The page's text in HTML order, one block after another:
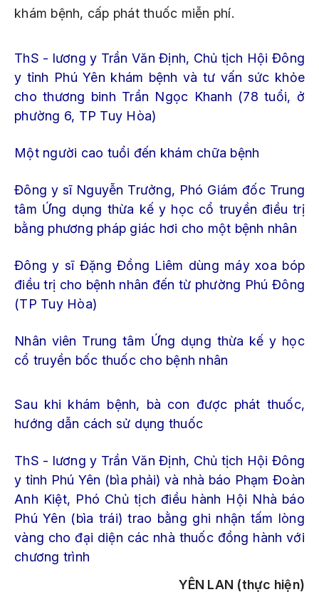
khám bệnh, cấp phát thuốc miễn phí.
ThS - lương y Trần Văn Định, Chủ tịch Hội Đông
y tỉnh Phú Yên khám bệnh và tư vấn sức khỏe
cho thương binh Trần Ngọc Khanh (78 tuổi, ở
phường 6, TP Tuy Hòa)
Một người cao tuổi đến khám chữa bệnh
Đông y sĩ Nguyễn Trưởng, Phó Giám đốc Trung
tâm Ứng dụng thừa kế y học cổ truyền điều trị
bằng phương pháp giác hơi cho một bệnh nhân
Đông y sĩ Đặng Đồng Liêm dùng máy xoa bóp
điều trị cho bệnh nhân đến từ phường Phú Đông
(TP Tuy Hòa)
Nhân viên Trung tâm Ứng dụng thừa kế y học
cổ truyền bốc thuốc cho bệnh nhân
Sau khi khám bệnh, bà con được phát thuốc,
hướng dẫn cách sử dụng thuốc
ThS - lương y Trần Văn Định, Chủ tịch Hội Đông
y tỉnh Phú Yên (bìa phải) và nhà báo Phạm Đoàn
Anh Kiệt, Phó Chủ tịch điều hành Hội Nhà báo
Phú Yên (bìa trái) trao bằng ghi nhận tấm lòng
vàng cho đại diện các nhà thuốc đồng hành với
chương trình
YÊN LAN (thực hiện)